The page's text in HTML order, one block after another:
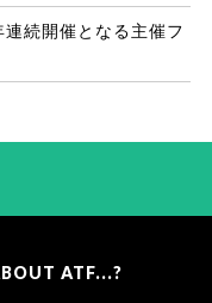
続開催となる主催フ
ATF...?